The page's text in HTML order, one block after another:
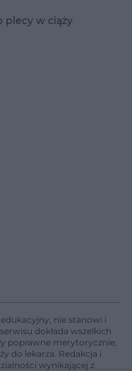
plecy w ciąży
nie stanowi i
dokłada wszelkich
poprawne merytorycznie,
do lekarza. Redakcja i
wynikającej z